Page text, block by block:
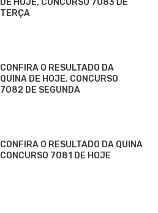
TERÇA
CONFIRA O RESULTADO DA
QUINA DE HOJE, CONCURSO
7082 DE SEGUNDA
CONFIRA O RESULTADO DA QUINA
CONCURSO 7081 DE HOJE